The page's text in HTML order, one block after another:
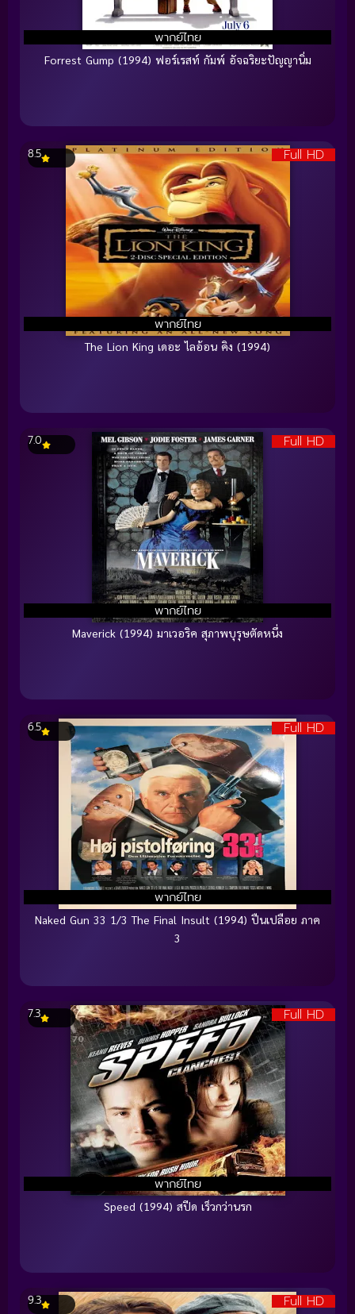
พากย์ไทย
Forrest Gump (1994) ฟอร์เรสท์ กัมพ์ อัจฉริยะปัญญานิ่ม
Full HD
พากย์ไทย
8.5
The Lion King เดอะ ไลอ้อน คิง (1994)
Full HD
พากย์ไทย
7.0
Maverick (1994) มาเวอริค สุภาพบุรุษตัดหนึ่ง
Full HD
พากย์ไทย
6.5
Naked Gun 33 1/3 The Final Insult (1994) ปืนเปลือย ภาค
3
Full HD
พากย์ไทย
7.3
Speed (1994) สปีด เร็วกว่านรก
Full HD
9.3